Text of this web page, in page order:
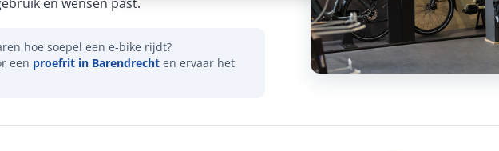
hoe soepel een e-bike rijdt?
een proefrit in Barendrecht en ervaar het